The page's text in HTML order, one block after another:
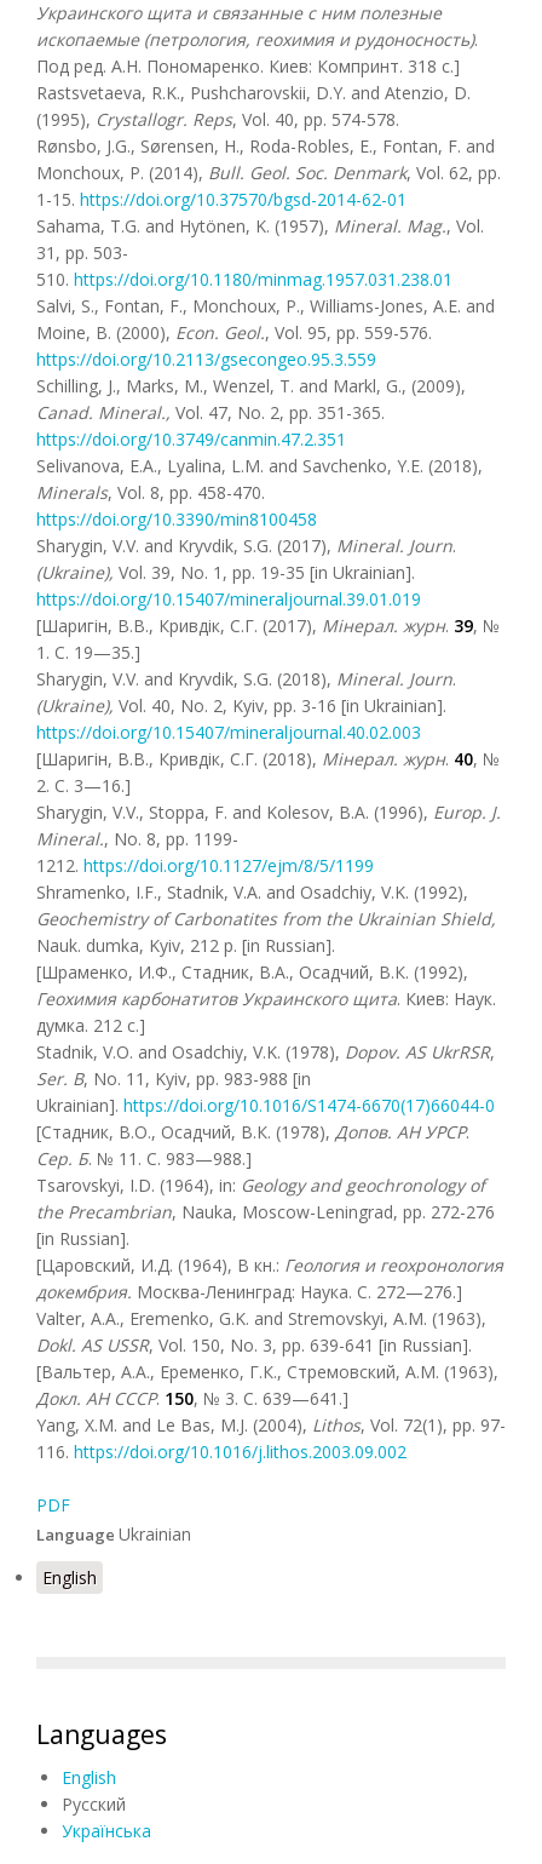
Украинского щита и связанные с ним полезные
ископаемые (петрология, геохимия и рудоносность).
Под ред. А.Н. Пономаренко. Киев: Компринт. 318 с.]
Rastsvetaeva, R.K., Pushcharovskii, D.Y. and Atenzio, D.
(1995), Crystallogr. Reps, Vol. 40, рр. 574-578.
Rønsbo, J.G., Sørensen, H., Roda-Robles, E., Fontan, F. and
Monchoux, P. (2014), Bull. Geol. Soc. Denmark, Vol. 62, рр.
1-15. https://doi.org/10.37570/bgsd-2014-62-01
Sahama, T.G. and Hytönen, K. (1957), Mineral. Mag., Vol.
31, pp. 503-
510. https://doi.org/10.1180/minmag.1957.031.238.01
Salvi, S., Fontan, F., Monchoux, P., Williams-Jones, A.E. and
Moine, B. (2000), Econ. Geol., Vol. 95, pp. 559-576.
https://doi.org/10.2113/gsecongeo.95.3.559
Schilling, J., Marks, M., Wenzel, T. and Markl, G., (2009),
Canad. Mineral., Vol. 47, No. 2, pp. 351-365.
https://doi.org/10.3749/canmin.47.2.351
Selivanova, E.A., Lyalina, L.M. and Savchenko, Y.E. (2018),
Minerals, Vol. 8, pp. 458-470.
https://doi.org/10.3390/min8100458
Sharygin, V.V. and Kryvdik, S.G. (2017), Mineral. Journ.
(Ukraine), Vol. 39, No. 1, pp. 19-35 [in Ukrainian].
https://doi.org/10.15407/mineraljournal.39.01.019
[Шаригін, В.В., Кривдік, С.Г. (2017), Мінерал. журн. 39, №
1. С. 19—35.]
Sharygin, V.V. and Kryvdik, S.G. (2018), Mineral. Journ.
(Ukraine), Vol. 40, No. 2, Kyiv, pp. 3-16 [in Ukrainian].
https://doi.org/10.15407/mineraljournal.40.02.003
[Шаригін, В.В., Кривдік, С.Г. (2018), Мінерал. журн. 40, №
2. С. 3—16.]
Sharygin, V.V., Stoppa, F. and Kolesov, B.A. (1996), Europ. J.
Mineral., No. 8, pp. 1199-
1212. https://doi.org/10.1127/ejm/8/5/1199
Shramenko, I.F., Stadnik, V.A. and Osadchiy, V.K. (1992),
Geochemistry of Carbonatites from the Ukrainian Shield,
Nauk. dumka, Kyiv, 212 p. [in Russian].
[Шраменко, И.Ф., Стадник, В.А., Осадчий, В.К. (1992),
Геохимия карбонатитов Украинского щита. Киев: Наук.
думка. 212 с.]
Stadnik, V.O. and Osadchiy, V.K. (1978), Dopov. AS UkrRSR,
Ser. B, No. 11, Kyiv, pp. 983-988 [in
Ukrainian]. https://doi.org/10.1016/S1474-6670(17)66044-0
[Стадник, В.О., Осадчий, В.К. (1978), Допов. АН УРСР.
Сер. Б. № 11. С. 983—988.]
Tsarovskyi, I.D. (1964), in: Geology and geochronology of
the Precambrian, Nauka, Moscow-Leningrad, pp. 272-276
[in Russian].
[Царовский, И.Д. (1964), В кн.: Геология и геохронология
докембрия. Москва-Ленинград: Наука. С. 272—276.]
Valter, A.A., Eremenko, G.K. and Stremovskyi, A.M. (1963),
Dokl. AS USSR, Vol. 150, No. 3, pp. 639-641 [in Russian].
[Вальтер, А.А., Еременко, Г.К., Стремовский, А.М. (1963),
Докл. АН CCCР. 150, № 3. C. 639—641.]
Yang, X.M. and Le Bas, M.J. (2004), Lithos, Vol. 72(1), pp. 97-
116. https://doi.org/10.1016/j.lithos.2003.09.002
PDF
Language Ukrainian
English
Languages
English
Русский
Українська